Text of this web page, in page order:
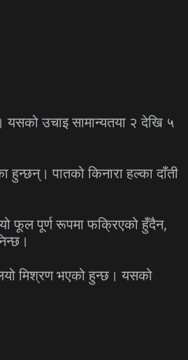
यसको उचाइ सामान्यतया २ देखि ५
हुन्छन्। पातको किनारा हल्का दाँती
फूल पूर्ण रूपमा फक्रिएको हुँदैन,
मिश्रण भएको हुन्छ। यसको